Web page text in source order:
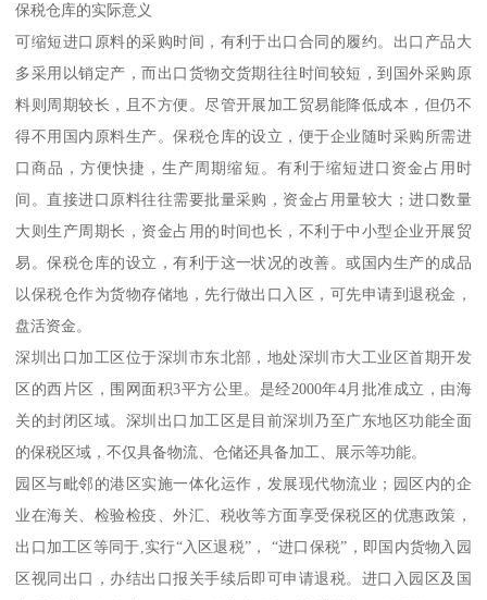
保税仓库的实际意义
可缩短进口原料的采购时间，有利于出口合同的履约。出口产品大
多采用以销定产，而出口货物交货期往往时间较短，到国外采购原
料则周期较长，且不方便。尽管开展加工贸易能降低成本，但仍不
得不用国内原料生产。保税仓库的设立，便于企业随时采购所需进
口商品，方便快捷，生产周期缩短。有利于缩短进口资金占用时
间。直接进口原料往往需要批量采购，资金占用量较大；进口数量
大则生产周期长，资金占用的时间也长，不利于中小型企业开展贸
易。保税仓库的设立，有利于这一状况的改善。或国内生产的成品
以保税仓作为货物存储地，先行做出口入区，可先申请到退税金，
盘活资金。
深圳出口加工区位于深圳市东北部，地处深圳市大工业区首期开发
区的西片区，围网面积3平方公里。是经2000年4月批准成立，由海
关的封闭区域。深圳出口加工区是目前深圳乃至广东地区功能全面
的保税区域，不仅具备物流、仓储还具备加工、展示等功能。
园区与毗邻的港区实施一体化运作，发展现代物流业；园区内的企
业在海关、检验检疫、外汇、税收等方面享受保税区的优惠政策，
出口加工区等同于,实行“入区退税”， “进口保税”，即国内货物入园
区视同出口，办结出口报关手续后即可申请退税。进口入园区及国